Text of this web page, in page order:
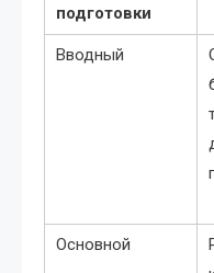
подготовки
Вводный
Основной